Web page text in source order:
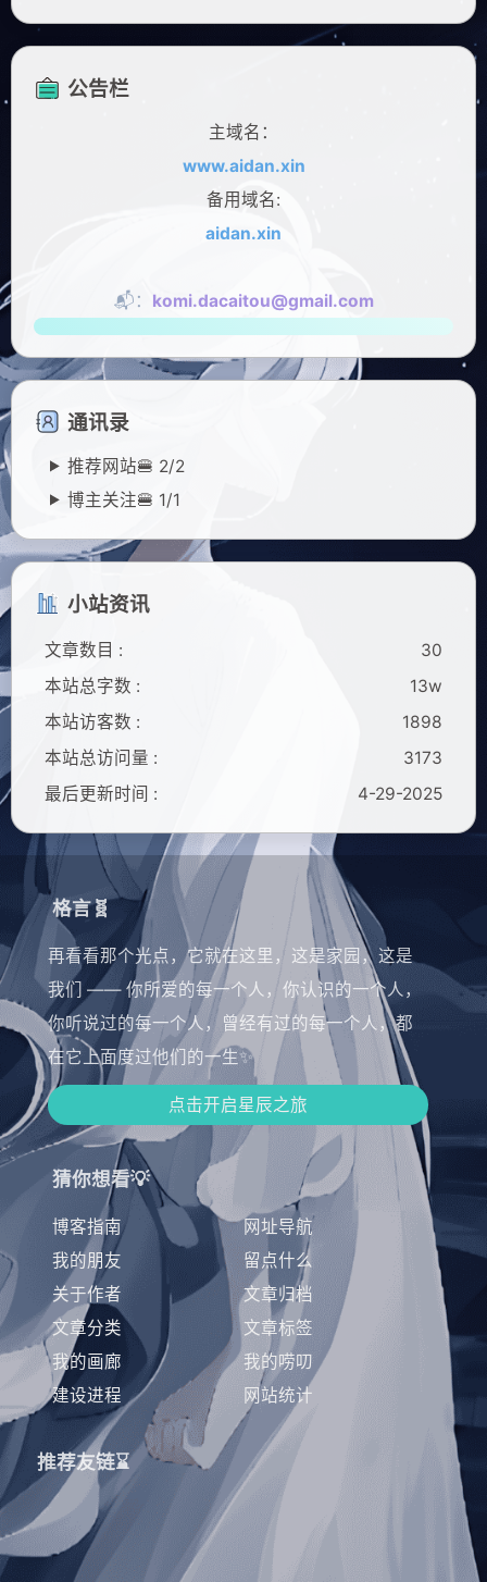
公告栏
主域名：
www.aidan.xin
备用域名:
aidan.xin
📬： komi.dacaitou@gmail.com
通讯录
推荐网站🍔 2/2
博主关注🍔 1/1
小站资讯
文章数目 :
30
本站总字数 :
13w
本站访客数 :
1898
本站总访问量 :
3173
最后更新时间 :
4-29-2025
格言🧬
再看看那个光点，它就在这里，这是家园，这是
我们 —— 你所爱的每一个人，你认识的一个人，
你听说过的每一个人，曾经有过的每一个人，都
在它上面度过他们的一生✨
点击开启星辰之旅
猜你想看💡
博客指南
网址导航
我的朋友
留点什么
关于作者
文章归档
文章分类
文章标签
我的画廊
我的唠叨
建设进程
网站统计
推荐友链⌛